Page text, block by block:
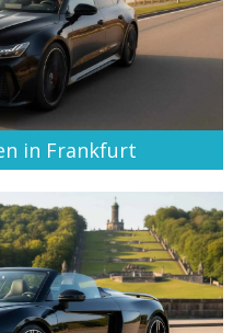
in Frankfurt